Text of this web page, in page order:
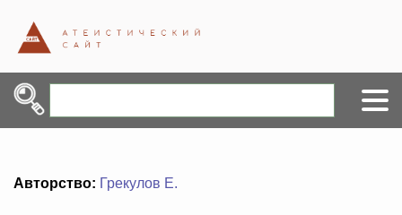
Авторство: Грекулов Е.